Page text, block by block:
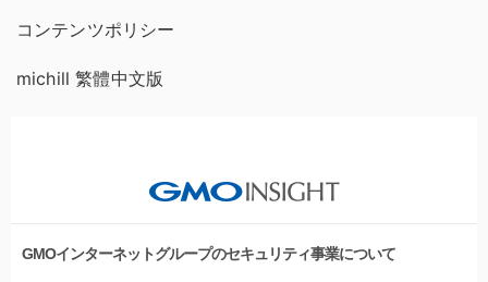
コンテンツポリシー
michill 繁體中文版
GMOインターネットグループのセキュリティ事業について